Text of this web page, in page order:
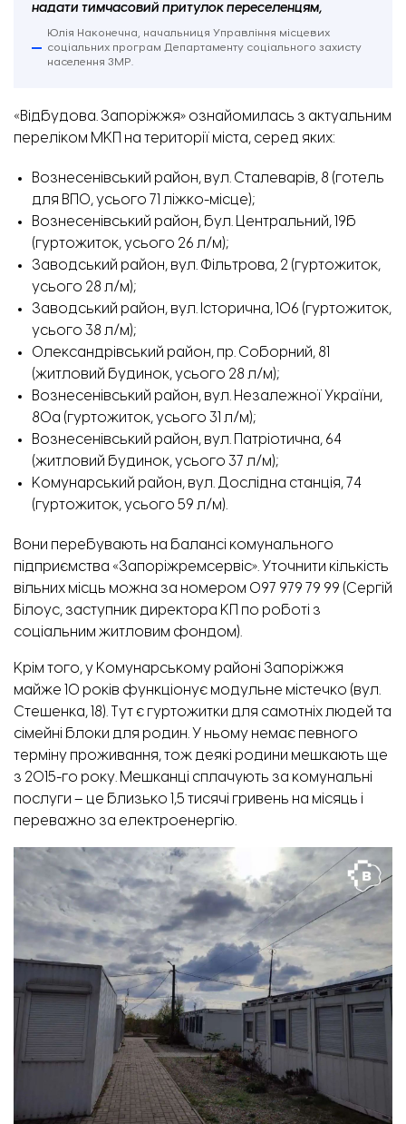
надати тимчасовий притулок переселенцям,
Юлія Наконечна, начальниця Управління місцевих
соціальних програм Департаменту соціального захисту
населення ЗМР.
«Відбудова. Запоріжжя» ознайомилась з актуальним
переліком МКП
на території міста, серед яких:
Вознесенівський район, вул. Сталеварів, 8 (готель
для ВПО, усього 71 ліжко-місце);
Вознесенівський район, бул. Центральний, 19б
(гуртожиток, усього 26 л/м);
Заводський район, вул. Фільтрова, 2 (гуртожиток,
усього 28 л/м);
Заводський район, вул. Історична, 106 (гуртожиток,
усього 38 л/м);
Олександрівський район, пр. Соборний, 81
(житловий будинок, усього 28 л/м);
Вознесенівський район, вул. Незалежної України,
80а (гуртожиток, усього 31 л/м);
Вознесенівський район, вул. Патріотична, 64
(житловий будинок, усього 37 л/м);
Комунарський район, вул. Дослідна станція, 74
(гуртожиток, усього 59 л/м).
Вони перебувають на балансі комунального
підприємства «Запоріжремсервіс». Уточнити кількість
вільних місць можна за номером 097 979 79 99 (Сергій
Білоус, заступник директора КП по роботі з
соціальним житловим фондом).
Крім того, у Комунарському районі Запоріжжя
майже 10 років функціонує модульне містечко (вул.
Стешенка, 18). Тут є гуртожитки для самотніх людей та
сімейні блоки для родин. У ньому немає певного
терміну проживання, тож деякі родини мешкають ще
з 2015-го року. Мешканці сплачують за комунальні
послуги – це близько 1,5 тисячі гривень на місяць і
переважно за електроенергію.